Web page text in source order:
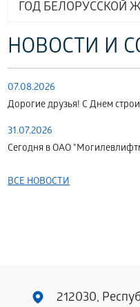
ГОД БЕЛОРУССКОЙ
НОВОСТИ И
07.08.2026
Дорогие друзья! С Днем
31.07.2026
Сегодня в ОАО
ВСЕ НОВОСТИ
212030,